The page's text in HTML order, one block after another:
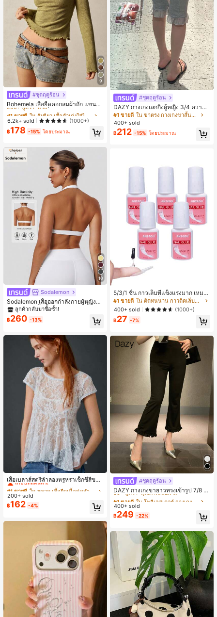
9
#ชุดฤดูร้อน
Bohemela เสื้อยืดคอกลมผ้าถัก แขนยา
ว สีเรียบ ใช้งานทั่วไป สำหรับผู้หญิง
#1 ขายดี
260+ พูดว่า "สวย"
#1 ขายดี
260+ พูดว่า "สวย"
#1 ขายดี
260+ พูดว่า "สวย"
#1 ขายดี
6.2k+ sold (1000+)
฿178 -15% โดยประมาณ
10
Sodalemon
Sodalemon เสื้อออกกำลังกายผู้หญิงแ
บบบิดหลัง, เสื้อชั้นในกีฬาโยคะสีพื้นแบ
บมีฟองน้ำคอวีสีขาวสำหรับฤดูใบไม้ผลิ
ลูกค้ากลับมาซื้อซ้ำ!
฿260 -13%
เสื้อเบลาส์สตรีลำลองหรูหราเซ็กซี่สีขาว
จับจีบลูกไม้เปิดหลังสำหรับฤดูร้อน
#1 ขายดี
เกือบหมดแล้ว!
20+ พูดว่า "เหมือนในรูป"
#1 ขายดี
เกือบหมดแล้ว!
20+ พูดว่า "เหมือนในรูป"
#1 ขายดี
เกือบหมดแล้ว!
20+ พูดว่า "เหมือนในรูป"
#1 ขายดี
ใน หลวม เสื้อยืดเนื้อนุ่มสำหรับใส่ทุกวัน
20+ พูดว่า "เหมือนในรูป"
200+ sold
฿162 -4%
#ชุดฤดูร้อน
DAZY กางเกงเลกกิ้งผู้หญิง 3/4 ความย
าวขา ทรงเข้ารูป แต่งลูกไม้แบบปะติด
ลำลอง สำหรับวันหยุดฤดูร้อน
#1 ขายดี
ใน ขาตรง กางเกงขาสั้นผู้หญิง
400+ sold
฿212 -15% โดยประมาณ
5/3/1 ชิ้น กาวเล็บที่แข็งแรงมาก เหมาะ
สำหรับปลายเล็บ เล็บอะคริลิค และเล็บป
ลอม กาวเล็บ กาวเล็บแบบแปรง เหมาะ
สำหรับเล็บปลอม ทนทานและยาวนาน เ
หมาะสำหรับเล็บอะคริลิค ปลายเล็บปลอ
#1 ขายดี
ใน ติดทนนาน กาวติดเล็บและสารยึดติด
400+ sold
(1000+)
฿27 -7%
#ชุดฤดูร้อน
DAZY กางเกงขายาวทรงเข้ารูป 7/8 ส่
วนสำหรับผู้หญิง กางเกงลำลอง กางเกง
เดรสผู้หญิง
#1 ขายดี
60+ พูดว่า "คุณภาพเนื้อผ้าดี"
#1 ขายดี
60+ พูดว่า "คุณภาพเนื้อผ้าดี"
#1 ขายดี
60+ พูดว่า "คุณภาพเนื้อผ้าดี"
#1 ขายดี
400+ sold
฿249 -22%